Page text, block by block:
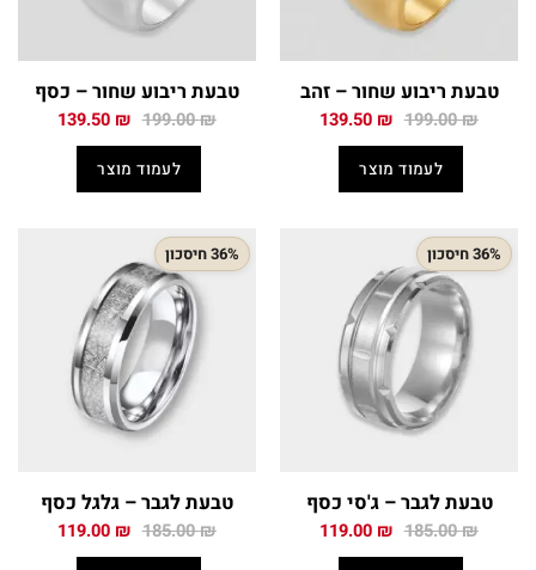
טבעת ריבוע שחור – זהב
199.00₪ המחיר
199.00 ₪.
139.50 ₪ המחיר
לעמוד מוצר
טבעת ריבוע שחור – כסף
199.00₪ המחיר
199.00 ₪.
139.50 ₪ המחיר
לעמוד מוצר
36% חיסכון
טבעת לגבר – ג'סי כסף
185.00₪ המחיר
119.00 ₪ המחיר
36% חיסכון
טבעת לגבר – גלגל כסף
185.00₪ המחיר
119.00 ₪ המחיר